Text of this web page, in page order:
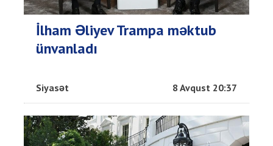
İlham Əliyev Trampa məktub
ünvanladı
Siyasət 8 Avqust 20:37